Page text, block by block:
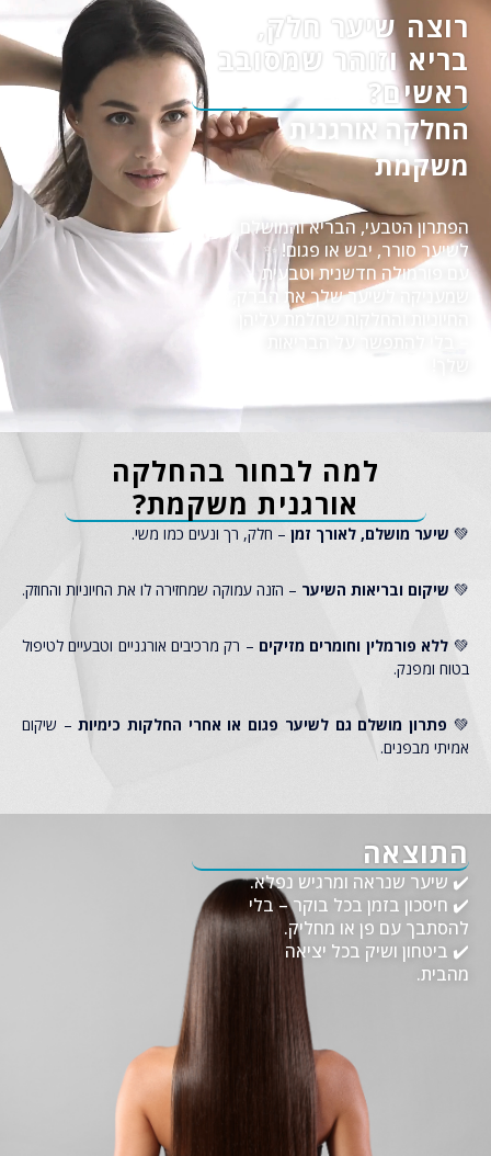
רוצה שיער חלק,
בריא וזוהר שמסובב
ראשים?
החלקה אורגנית
משקמת
הפתרון הטבעי, הבריא והמושלם
לשיער סורר, יבש או פגום! ✨
עם פורמולה חדשנית וטבעית
שמעניקה לשיער שלך את הברק,
החיוניות והחלקות שחלמת עליהן
💚 שיער מושלם, לאורך זמן – חלק, רך ונעים כמו משי.
💚 שיקום ובריאות השיער – הזנה עמוקה שמחזירה לו את החיוניות והחוזק.
💚 ללא פורמלין וחומרים מזיקים – רק מרכיבים אורגניים וטבעיים לטיפול
בטוח ומפנק.
💚 פתרון מושלם גם לשיער פגום או אחרי החלקות כימיות – שיקום
אמיתי מבפנים.
למה לבחור בהחלקה
אורגנית משקמת?
התוצאה
✔️ שיער שנראה ומרגיש נפלא.
✔️ חיסכון בזמן בכל בוקר – בלי
להסתבך עם פן או מחליק.
✔️ ביטחון ושיק בכל יציאה
מהבית.